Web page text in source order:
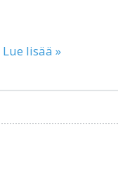
Lue lisää »